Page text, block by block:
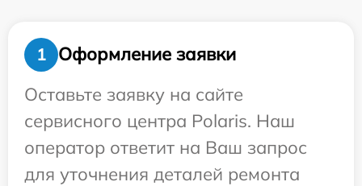
1
Оформление заявки
Оставьте заявку на сайте
сервисного центра Polaris. Наш
оператор ответит на Ваш запрос
для уточнения деталей ремонта